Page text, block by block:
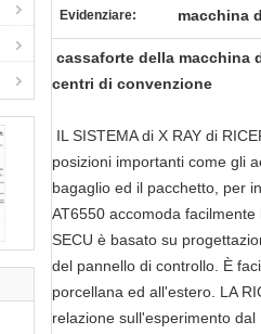
Evidenziare: macchina
cassaforte della macchina
centri di convenzione
IL SISTEMA di X RAY di
posizioni importanti come gli
bagaglio ed il pacchetto, per
AT6550 accomoda facilmente
SECU è basato su
del pannello di controllo. È
porcellana ed all'estero. LA
relazione sull'esperimento